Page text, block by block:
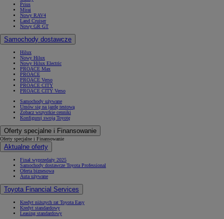
Prius
Mirai
Nowy RAV4
Land Cruiser
Nowy GR GT
Samochody dostawcze
Hilux
Nowy Hilux
Nowy Hilux Electric
PROACE Max
PROACE
PROACE Verso
PROACE CITY
PROACE CITY Verso
Samochody używane
Umów się na jazdę testową
Zobacz wszystkie cenniki
Konfiguruj swoją Toyotę
Oferty specjalne i Finansowanie
Oferty specjalne i Finansowanie
Aktualne oferty
Finał wyprzedaży 2025
Samochody dostawcze Toyota Professional
Oferta biznesowa
Auta używane
Toyota Financial Services
Kredyt niższych rat Toyota Easy
Kredyt standardowy
Leasing standardowy